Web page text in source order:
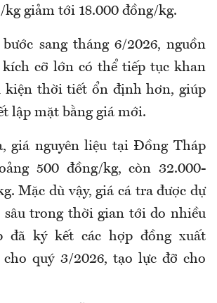
giảm tới 18.000 đồng/kg.
sang tháng 6/2026, nguồn
cỡ lớn có thể tiếp tục khan
kiện thời tiết ổn định hơn, giúp
lập mặt bằng giá mới.
giá nguyên liệu tại Đồng Tháp
500 đồng/kg, còn 32.000-
Mặc dù vậy, giá cá tra được dự
sâu trong thời gian tới do nhiều
đã ký kết các hợp đồng xuất
quý 3/2026, tạo lực đỡ cho